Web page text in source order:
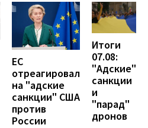
ЕС
отреагировал
на "адские
санкции" США
против
России
Итоги
07.08:
"Адские"
санкции
и
"парад"
дронов